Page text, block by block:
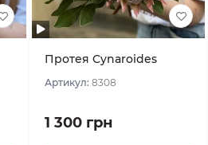
Протея Cynaroides
Артикул: 8308
1 300 грн